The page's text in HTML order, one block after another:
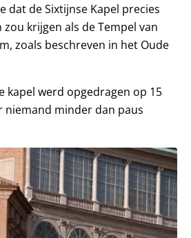
dat de Sixtijnse Kapel precies
krijgen als de Tempel van
zoals beschreven in het Oude
kapel werd opgedragen op 15
niemand minder dan paus